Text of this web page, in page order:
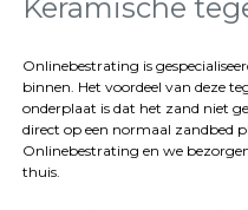
Natuursteen
Terrastegels
Tuintegels
Stoeptegels
Buitentegels
Balkontegels
Keramische
Onlinebestrating is
binnen. Het voordeel van deze
onderplaat is dat het zand niet
direct op een normaal zandbed
Onlinebestrating en we
thuis.